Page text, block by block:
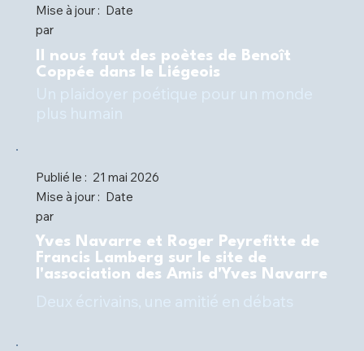
Mise à jour : Date
par
Il nous faut des poètes de Benoît
Coppée dans le Liégeois
Publié le : 21 mai 2026
Mise à jour : Date
par
Yves Navarre et Roger Peyrefitte de
Francis Lamberg sur le site de
l'association des Amis d'Yves Navarre